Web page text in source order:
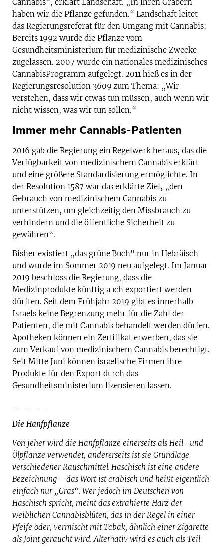
Cannabis“, erklärt Landschaft. „In ihren Gräbern
haben wir die Pflanze gefunden.“ Landschaft leitet
das Regierungsreferat für den Umgang mit Cannabis:
Bereits 1992 wurde die Pflanze vom
Gesundheitsministerium für medizinische Zwecke
zugelassen. 2007 wurde ein nationales medizinisches
Cannabis­Programm aufgelegt. 2011 hieß es in der
Regierungsresolution 3609 zum Thema: „Wir
verstehen, dass wir etwas tun müssen, auch wenn wir
nicht wissen, was wir tun sollen.“
Immer mehr Cannabis-Patienten
2016 gab die Regierung ein Regelwerk heraus, das die
Verfügbarkeit von medizinischem Cannabis erklärt
und eine größere Standardisierung ermöglichte. In
der Resolution 1587 war das erklärte Ziel, „den
Gebrauch von medizinischem Cannabis zu
unterstützen, um gleichzeitig den Missbrauch zu
verhindern und die öffentliche Sicherheit zu
gewähren“.
Bisher existiert „das grüne Buch“ nur in Hebräisch
und wurde im Sommer 2019 neu aufgelegt. Im Januar
2019 beschloss die Regierung, dass die
Medizinprodukte künftig auch exportiert werden
dürften. Seit dem Frühjahr 2019 gibt es innerhalb
Israels keine Begrenzung mehr für die Zahl der
Patienten, die mit Cannabis behandelt werden dürfen.
Apotheken können ein Zertifikat erwerben, das sie
zum Verkauf von medizinischem Cannabis berechtigt.
Seit Mitte Juni können israelische Firmen ihre
Produkte für den Export durch das
Gesundheitsministerium lizensieren lassen.
Die Hanfpflanze
Von jeher wird die Hanfpflanze einerseits als Heil- und
Ölpflanze verwendet, andererseits ist sie Grundlage
verschiedener Rauschmittel. Haschisch ist eine andere
Bezeichnung – das Wort ist arabisch und heißt eigentlich
einfach nur „Gras“. Wer jedoch im Deutschen von
Haschisch spricht, meint das extrahierte Harz der
weiblichen Cannabisblüten, das in der Regel in einer
Pfeife oder, vermischt mit Tabak, ähnlich einer Zigarette
als Joint geraucht wird. Alternativ wird es auch als Teil